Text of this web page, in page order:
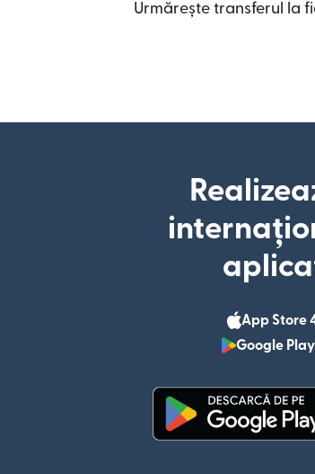
Urmărește transferul la
App Store
Google